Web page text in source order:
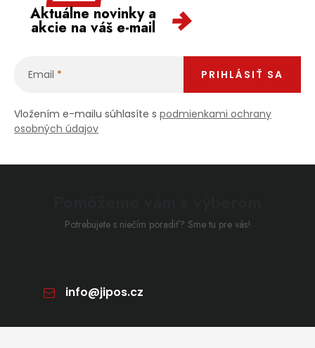
Aktuálne novinky a
akcie na váš e-mail
Email
Vložením e-mailu súhlasíte s podmienkami ochrany
osobných údajov
PRIHLÁSIŤ SA
Potrebujete s niečím poradiť? Sme tu pre vás!
info@jipos.cz